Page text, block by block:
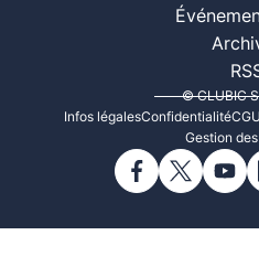
© CLUBIC
Infos légalesConfidentialitéCGU
Gestion